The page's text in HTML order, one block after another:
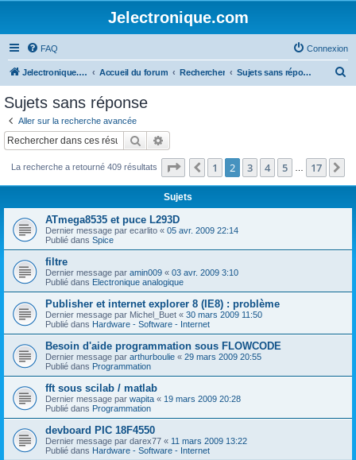
Jelectronique.com
FAQ Connexion
Jelectronique.com Accueil du forum Rechercher Sujets sans réponse
c
Sujets sans réponse
Aller sur la recherche avancée
Rechercher
La recherche a retourné 409 résultats Page sur17
Précédent
1 2 3 4 5 17
Sujets
ATmega8535 et puce L293D
Dernier message par ecarlito « 05 avr. 2009 22:14
Publié dans Spice
filtre
Dernier message par amin009 « 03 avr. 2009 3:10
Publié dans Electronique analogique
Publisher et internet explorer 8 (IE8) : problème
Dernier message par Michel_Buet « 30 mars 2009 11:50
Publié dans Hardware - Software - Internet
Besoin d'aide programmation sous FLOWCODE
Dernier message par arthurboulie « 29 mars 2009 20:55
Publié dans Programmation
fft sous scilab / matlab
Dernier message par wapita « 19 mars 2009 20:28
Publié dans Programmation
devboard PIC 18F4550
Dernier message par darex77 « 11 mars 2009 13:22
Publié dans Hardware - Software - Internet